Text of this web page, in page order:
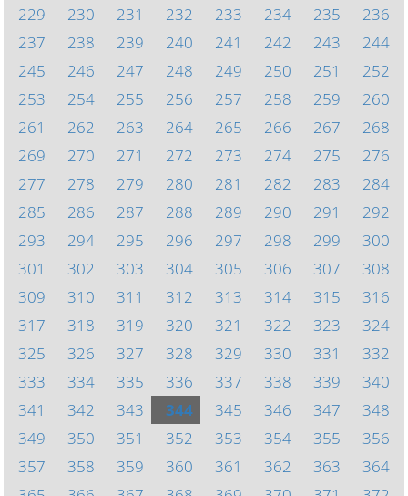
229
230 231 232 233 234 235
236
237
238 239 240 241 242 243
244
245
246 247 248 249 250 251
252
253
254 255 256 257 258 259
260
261
262 263 264 265 266 267
268
269
270 271 272 273 274 275
276
277
278 279 280 281 282 283
284
285
286 287 288 289 290 291
292
293
294 295 296 297 298 299
300
301
302 303 304 305 306 307
308
309
310 311 312 313 314 315
316
317
318 319 320 321 322 323
324
325
326 327 328 329 330 331
332
333
334 335 336 337 338 339
340
341
342 343 344 345 346 347
348
349
350 351 352 353 354 355
356
357
358 359 360 361 362 363
364